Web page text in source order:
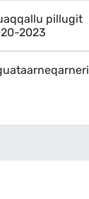
pillugit
2023